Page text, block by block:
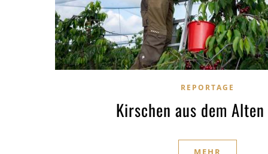
REPORTAGE
Kirschen aus dem
MEHR